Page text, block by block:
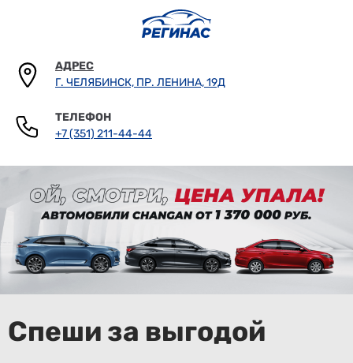
АДРЕС
Г. ЧЕЛЯБИНСК, ПР. ЛЕНИНА, 19Д
ТЕЛЕФОН
+7 (351) 211-44-44
Спеши за выгодой